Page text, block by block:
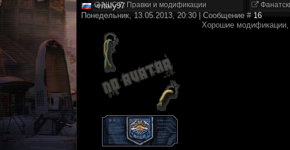
NLC 7. Правки и модификации
vitaly97
Понедельник, 13.05.2013, 20:30 | Сообщение #16
Хорошие модификации,